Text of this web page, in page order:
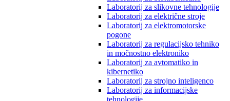
Laboratorij za slikovne tehnologije
Laboratorij za električne stroje
Laboratorij za elektromotorske
pogone
Laboratorij za regulacijsko tehniko
in močnostno elektroniko
Laboratorij za avtomatiko in
kibernetiko
Laboratorij za strojno inteligenco
Laboratorij za informacijske
tehnologije